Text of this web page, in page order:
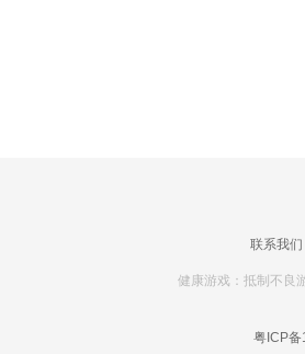
联系我们
健康游戏：抵制不良
粤ICP